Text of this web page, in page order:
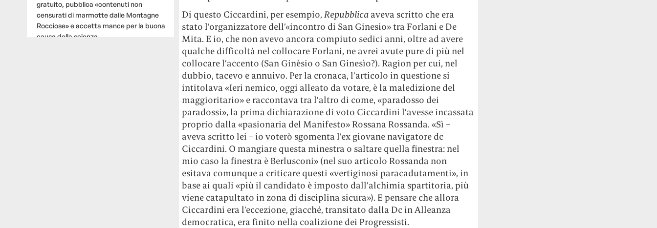
gratuito, pubblica «contenuti non
censurati di marmotte dalle Montagne
Rocciose» e accetta mance per la buona
causa della scienza.
Di questo Ciccardini, per esempio, Repubblicaaveva scritto che era
stato l’organizzatore dell’«incontro di San Ginesio» tra Forlani e De
Mita. E io, che non avevo ancora compiuto sedici anni, oltre ad avere
qualche difficoltà nel collocare Forlani, ne avrei avute pure di più nel
collocare l’accento (San Ginèsio o San Ginesìo?). Ragion per cui, nel
dubbio, tacevo e annuivo. Per la cronaca, l’articolo in questione si
intitolava «Ieri nemico, oggi alleato da votare, è la maledizione del
maggioritario» e raccontava tra l’altro di come, «paradosso dei
paradossi», la prima dichiarazione di voto Ciccardini l’avesse incassata
proprio dalla «pasionaria del Manifesto» Rossana Rossanda. «Sì –
aveva scritto lei – io voterò sgomenta l’ex giovane navigatore dc
Ciccardini. O mangiare questa minestra o saltare quella finestra: nel
mio caso la finestra è Berlusconi» (nel suo articolo Rossanda non
esitava comunque a criticare questi «vertiginosi paracadutamenti», in
base ai quali «più il candidato è imposto dall’alchimia spartitoria, più
viene catapultato in zona di disciplina sicura»). E pensare che allora
Ciccardini era l’eccezione, giacché, transitato dalla Dc in Alleanza
democratica, era finito nella coalizione dei Progressisti.